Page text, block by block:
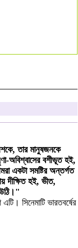
তার মানুষজনকে
অবিশ্বাসের বশীভূত হই,
একটা সমষ্টির অন্তর্গত
দীক্ষিত হই, ভীত,
উঠি।"
সিনেমাটি ভারতবর্ষের